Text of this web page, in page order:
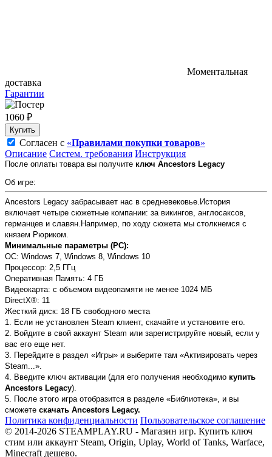
Моментальная
доставка
Гарантии
1060 ₽
Купить
Согласен с «Правилами покупки товаров»
Описание Систем. требования Инструкция
После оплаты товара вы получите ключ Ancestors Legacy
Об игре:
Ancestors Legacy забрасывает нас в средневековье.История
включает четыре сюжетные компании: за викингов, англосаксов,
германцев и славян.Например, по ходу сюжета мы столкнемся с
князем Рюриком.
Минимальные параметры (PC):
OC: Windows 7, Windows 8, Windows 10
Процессор: 2,5 ГГц
Оперативная Память: 4 ГБ
Видеокарта: с объемом видеопамяти не менее 1024 МБ
DirectX®: 11
Жесткий диск: 18 ГБ свободного места
1. Если не установлен Steam клиент, скачайте и установите его.
2. Войдите в свой аккаунт Steam или зарегистрируйте новый, если у
вас его еще нет.
3. Перейдите в раздел «Игры» и выберите там «Активировать через
Steam...».
4. Введите ключ активации (для его получения необходимо купить
Ancestors Legacy).
5. После этого игра отобразится в разделе «Библиотека», и вы
сможете скачать Ancestors Legacy.
Политика конфиденциальности Пользовательское соглашение
© 2014-2026 STEAMPLAY.RU - Магазин игр. Купить ключ
стим или аккаунт Steam, Origin, Uplay, World of Tanks, Warface,
Minecraft дешево.